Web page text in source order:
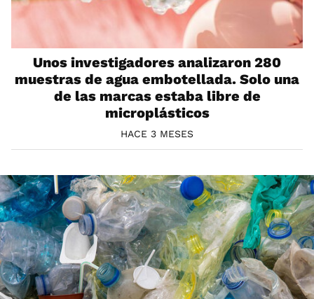
Unos investigadores analizaron 280
muestras de agua embotellada. Solo una
de las marcas estaba libre de
microplásticos
HACE 3 MESES